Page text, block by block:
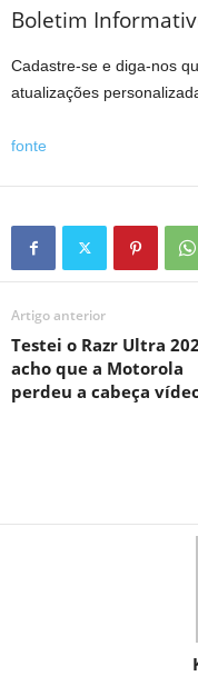
Boletim
Cadastre-se e diga-nos
atualizações
fonte
Artigo anterior
Testei o Razr Ultra
acho que a Motorola
perdeu a cabeça